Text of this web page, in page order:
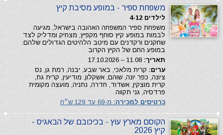
משפחת ספיר - במופע מסיבת קיץ
לילדים 4-12
משפחת ספיר המשפחה האהובה בישראל, מגיעה
לבמות במופע קיץ סוחף מקפיץ, מצחיק ומדליק לצד
שחקנים ורקדנים עם מיטב הלהיטים הגדולים שלהם.
במופע החם של הקיץ הקרוב
תאריך:
ערים: קרית מלאכי, באר שבע, יבנה, רמת גן, נס
ציונה, כפר יונה, שוהם, אשקלון, מודיעין, קרית גת,
קרית מוצקין, אשדוד, חדרה, נתניה, מועצה מקומית
פרדסיה, גני תקווה
כרטיסים למכירה: מ-69 עד 129 ש״ח
הקוסם מארץ עוץ - בכיכובם של הבאגיס -
קיץ 2026